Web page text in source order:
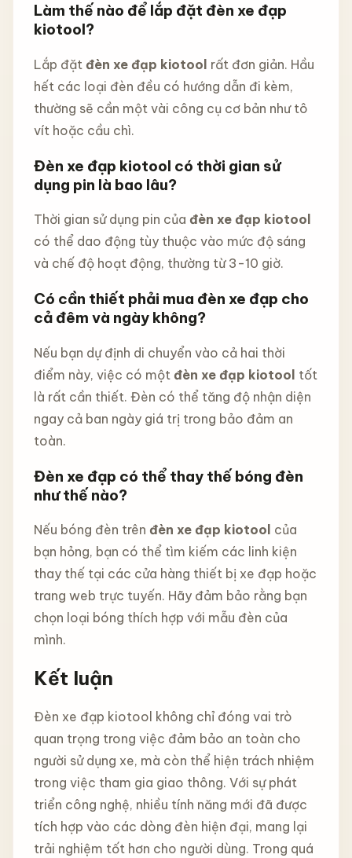
Làm thế nào để lắp đặt đèn xe đạp
kiotool?
Lắp đặt đèn xe đạp kiotool rất đơn giản. Hầu
hết các loại đèn đều có hướng dẫn đi kèm,
thường sẽ cần một vài công cụ cơ bản như tô
vít hoặc cầu chì.
Đèn xe đạp kiotool có thời gian sử
dụng pin là bao lâu?
Thời gian sử dụng pin của đèn xe đạp kiotool
có thể dao động tùy thuộc vào mức độ sáng
và chế độ hoạt động, thường từ 3-10 giờ.
Có cần thiết phải mua đèn xe đạp cho
cả đêm và ngày không?
Nếu bạn dự định di chuyển vào cả hai thời
điểm này, việc có một đèn xe đạp kiotool tốt
là rất cần thiết. Đèn có thể tăng độ nhận diện
ngay cả ban ngày giá trị trong bảo đảm an
toàn.
Đèn xe đạp có thể thay thế bóng đèn
như thế nào?
Nếu bóng đèn trên đèn xe đạp kiotool của
bạn hỏng, bạn có thể tìm kiếm các linh kiện
thay thế tại các cửa hàng thiết bị xe đạp hoặc
trang web trực tuyến. Hãy đảm bảo rằng bạn
chọn loại bóng thích hợp với mẫu đèn của
mình.
Kết luận
Đèn xe đạp kiotool không chỉ đóng vai trò
quan trọng trong việc đảm bảo an toàn cho
người sử dụng xe, mà còn thể hiện trách nhiệm
trong việc tham gia giao thông. Với sự phát
triển công nghệ, nhiều tính năng mới đã được
tích hợp vào các dòng đèn hiện đại, mang lại
trải nghiệm tốt hơn cho người dùng. Trong quá